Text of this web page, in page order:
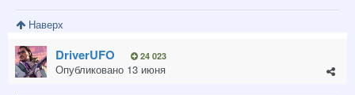
Наверх
DriverUFO 24 023
Опубликовано 13 июня